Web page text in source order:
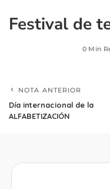
Festival de
0 Min
NOTA ANTERIOR
Día internacional de la
ALFABETIZACIÓN